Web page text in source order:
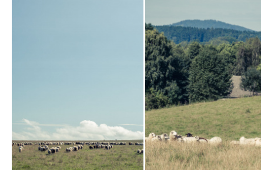
Zobrazit
fotografii